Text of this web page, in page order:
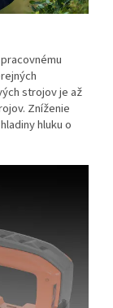
strojov je až
Zníženie
hluku o